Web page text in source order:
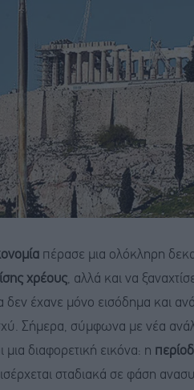
πέρασε μια ολόκληρη
χρέους, αλλά και να
δεν έχανε μόνο εισόδημα και
Σήμερα, σύμφωνα με νέα
μια διαφορετική εικόνα: η
σταδιακά σε φάση